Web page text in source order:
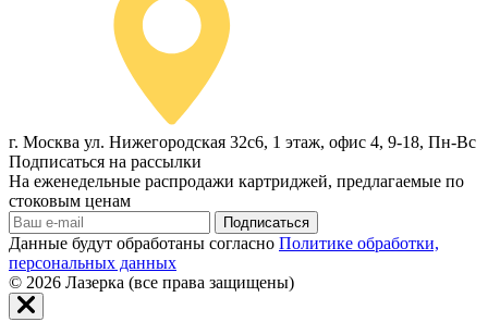
г. Москва ул. Нижегородская 32с6, 1 этаж, офис 4, 9-18, Пн-Вс
Подписаться на рассылки
На еженедельные распродажи картриджей, предлагаемые по
стоковым ценам
Подписаться
Данные будут обработаны согласно Политике обработки,
персональных данных
© 2026 Лазерка (все права защищены)